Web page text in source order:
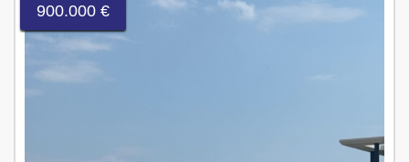
900.000 €